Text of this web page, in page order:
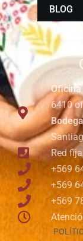
6410
Red
+569
+569
+569
BLOG